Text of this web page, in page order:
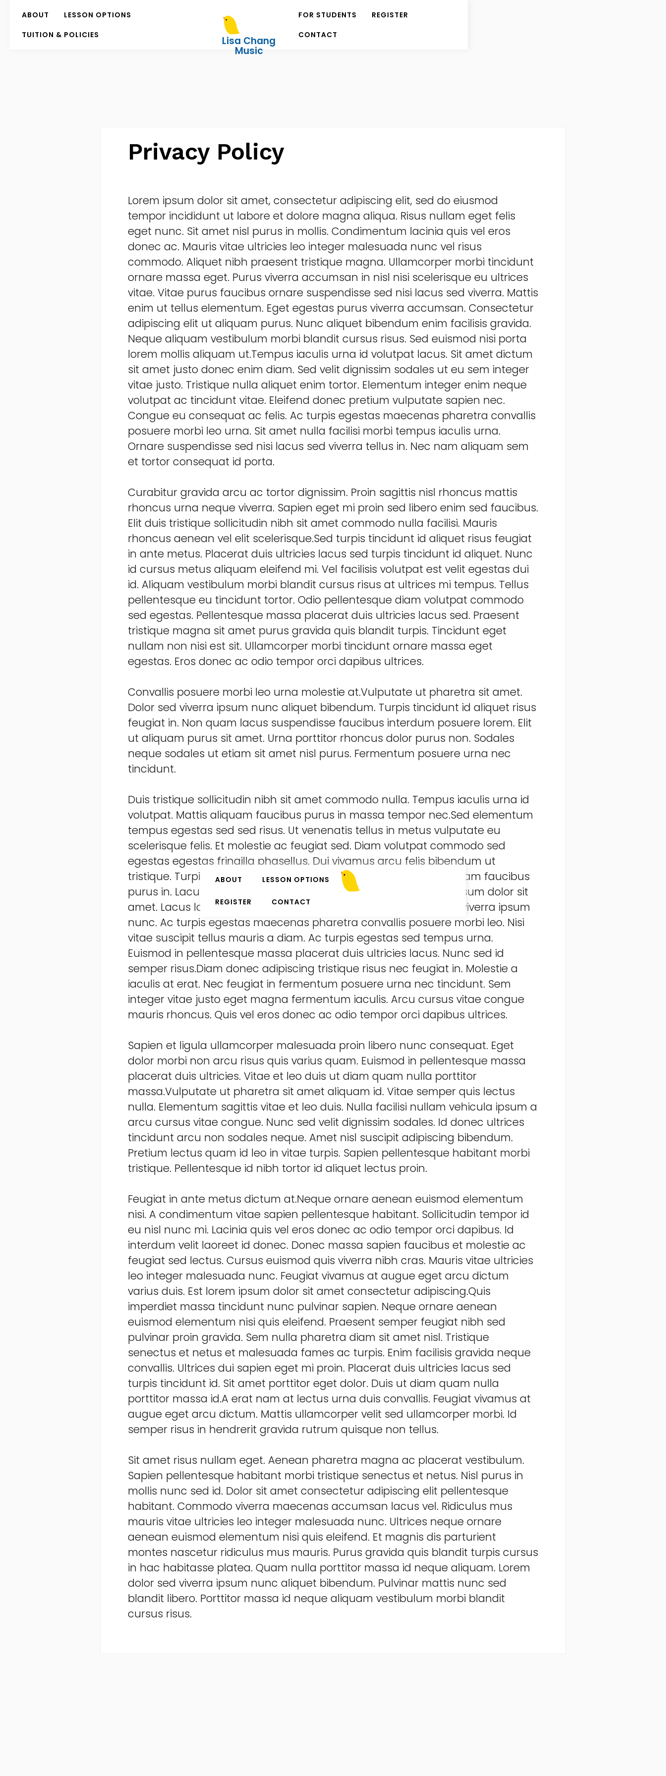
ABOUT
LESSON OPTIONS
TUITION & POLICIES
Lisa Chang
Music
FOR STUDENTS
REGISTER
CONTACT
Privacy Policy
Lorem ipsum dolor sit amet, consectetur adipiscing elit, sed do eiusmod
tempor incididunt ut labore et dolore magna aliqua. Risus nullam eget felis
eget nunc. Sit amet nisl purus in mollis. Condimentum lacinia quis vel eros
donec ac. Mauris vitae ultricies leo integer malesuada nunc vel risus
commodo. Aliquet nibh praesent tristique magna. Ullamcorper morbi tincidunt
ornare massa eget. Purus viverra accumsan in nisl nisi scelerisque eu ultrices
vitae. Vitae purus faucibus ornare suspendisse sed nisi lacus sed viverra. Mattis
enim ut tellus elementum. Eget egestas purus viverra accumsan. Consectetur
adipiscing elit ut aliquam purus. Nunc aliquet bibendum enim facilisis gravida.
Neque aliquam vestibulum morbi blandit cursus risus. Sed euismod nisi porta
lorem mollis aliquam ut.Tempus iaculis urna id volutpat lacus. Sit amet dictum
sit amet justo donec enim diam. Sed velit dignissim sodales ut eu sem integer
vitae justo. Tristique nulla aliquet enim tortor. Elementum integer enim neque
volutpat ac tincidunt vitae. Eleifend donec pretium vulputate sapien nec.
Congue eu consequat ac felis. Ac turpis egestas maecenas pharetra convallis
posuere morbi leo urna. Sit amet nulla facilisi morbi tempus iaculis urna.
Ornare suspendisse sed nisi lacus sed viverra tellus in. Nec nam aliquam sem
et tortor consequat id porta.
Curabitur gravida arcu ac tortor dignissim. Proin sagittis nisl rhoncus mattis
rhoncus urna neque viverra. Sapien eget mi proin sed libero enim sed faucibus.
Elit duis tristique sollicitudin nibh sit amet commodo nulla facilisi. Mauris
rhoncus aenean vel elit scelerisque.Sed turpis tincidunt id aliquet risus feugiat
in ante metus. Placerat duis ultricies lacus sed turpis tincidunt id aliquet. Nunc
id cursus metus aliquam eleifend mi. Vel facilisis volutpat est velit egestas dui
id. Aliquam vestibulum morbi blandit cursus risus at ultrices mi tempus. Tellus
pellentesque eu tincidunt tortor. Odio pellentesque diam volutpat commodo
sed egestas. Pellentesque massa placerat duis ultricies lacus sed. Praesent
tristique magna sit amet purus gravida quis blandit turpis. Tincidunt eget
nullam non nisi est sit. Ullamcorper morbi tincidunt ornare massa eget
egestas. Eros donec ac odio tempor orci dapibus ultrices.
Convallis posuere morbi leo urna molestie at.Vulputate ut pharetra sit amet.
Dolor sed viverra ipsum nunc aliquet bibendum. Turpis tincidunt id aliquet risus
feugiat in. Non quam lacus suspendisse faucibus interdum posuere lorem. Elit
ut aliquam purus sit amet. Urna porttitor rhoncus dolor purus non. Sodales
neque sodales ut etiam sit amet nisl purus. Fermentum posuere urna nec
tincidunt.
Duis tristique sollicitudin nibh sit amet commodo nulla. Tempus iaculis urna id
volutpat. Mattis aliquam faucibus purus in massa tempor nec.Sed elementum
tempus egestas sed sed risus. Ut venenatis tellus in metus vulputate eu
scelerisque felis. Et molestie ac feugiat sed. Diam volutpat commodo sed
egestas egestas fringilla phasellus. Dui vivamus arcu felis bibendum ut
tristique. Turpis egestas integer eget aliquet. Lobortis mattis aliquam faucibus
purus in. Lacus suspendisse faucibus interdum posuere lorem ipsum dolor sit
amet. Lacus laoreet non curabitur gravida. Eget lorem dolor sed viverra ipsum
nunc. Ac turpis egestas maecenas pharetra convallis posuere morbi leo. Nisi
vitae suscipit tellus mauris a diam. Ac turpis egestas sed tempus urna.
Euismod in pellentesque massa placerat duis ultricies lacus. Nunc sed id
semper risus.Diam donec adipiscing tristique risus nec feugiat in. Molestie a
iaculis at erat. Nec feugiat in fermentum posuere urna nec tincidunt. Sem
integer vitae justo eget magna fermentum iaculis. Arcu cursus vitae congue
mauris rhoncus. Quis vel eros donec ac odio tempor orci dapibus ultrices.
Sapien et ligula ullamcorper malesuada proin libero nunc consequat. Eget
dolor morbi non arcu risus quis varius quam. Euismod in pellentesque massa
placerat duis ultricies. Vitae et leo duis ut diam quam nulla porttitor
massa.Vulputate ut pharetra sit amet aliquam id. Vitae semper quis lectus
nulla. Elementum sagittis vitae et leo duis. Nulla facilisi nullam vehicula ipsum a
arcu cursus vitae congue. Nunc sed velit dignissim sodales. Id donec ultrices
tincidunt arcu non sodales neque. Amet nisl suscipit adipiscing bibendum.
Pretium lectus quam id leo in vitae turpis. Sapien pellentesque habitant morbi
tristique. Pellentesque id nibh tortor id aliquet lectus proin.
Feugiat in ante metus dictum at.Neque ornare aenean euismod elementum
nisi. A condimentum vitae sapien pellentesque habitant. Sollicitudin tempor id
eu nisl nunc mi. Lacinia quis vel eros donec ac odio tempor orci dapibus. Id
interdum velit laoreet id donec. Donec massa sapien faucibus et molestie ac
feugiat sed lectus. Cursus euismod quis viverra nibh cras. Mauris vitae ultricies
leo integer malesuada nunc. Feugiat vivamus at augue eget arcu dictum
varius duis. Est lorem ipsum dolor sit amet consectetur adipiscing.Quis
imperdiet massa tincidunt nunc pulvinar sapien. Neque ornare aenean
euismod elementum nisi quis eleifend. Praesent semper feugiat nibh sed
pulvinar proin gravida. Sem nulla pharetra diam sit amet nisl. Tristique
senectus et netus et malesuada fames ac turpis. Enim facilisis gravida neque
convallis. Ultrices dui sapien eget mi proin. Placerat duis ultricies lacus sed
turpis tincidunt id. Sit amet porttitor eget dolor. Duis ut diam quam nulla
porttitor massa id.A erat nam at lectus urna duis convallis. Feugiat vivamus at
augue eget arcu dictum. Mattis ullamcorper velit sed ullamcorper morbi. Id
semper risus in hendrerit gravida rutrum quisque non tellus.
Sit amet risus nullam eget. Aenean pharetra magna ac placerat vestibulum.
Sapien pellentesque habitant morbi tristique senectus et netus. Nisl purus in
mollis nunc sed id. Dolor sit amet consectetur adipiscing elit pellentesque
habitant. Commodo viverra maecenas accumsan lacus vel. Ridiculus mus
mauris vitae ultricies leo integer malesuada nunc. Ultrices neque ornare
aenean euismod elementum nisi quis eleifend. Et magnis dis parturient
montes nascetur ridiculus mus mauris. Purus gravida quis blandit turpis cursus
in hac habitasse platea. Quam nulla porttitor massa id neque aliquam. Lorem
dolor sed viverra ipsum nunc aliquet bibendum. Pulvinar mattis nunc sed
blandit libero. Porttitor massa id neque aliquam vestibulum morbi blandit
cursus risus.
ABOUT LESSON OPTIONS
REGISTER CONTACT